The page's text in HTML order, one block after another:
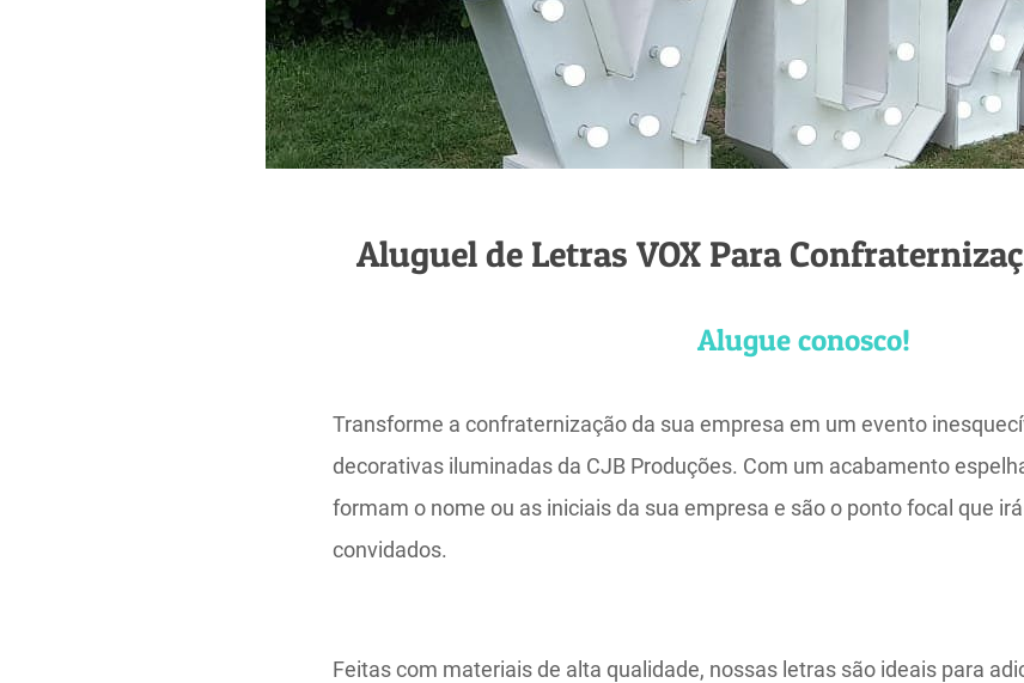
Aluguel de Letras VOX Para
Alugue conosco!
Transforme a confraternização da sua empresa em um evento
decorativas iluminadas da CJB Produções. Com um acabamento
formam o nome ou as iniciais da sua empresa e são o ponto focal que
convidados.
Feitas com materiais de alta qualidade, nossas letras são ideais para